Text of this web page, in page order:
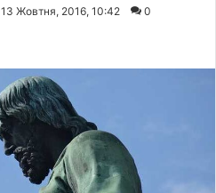
13 Жовтня, 2016, 10:42 0